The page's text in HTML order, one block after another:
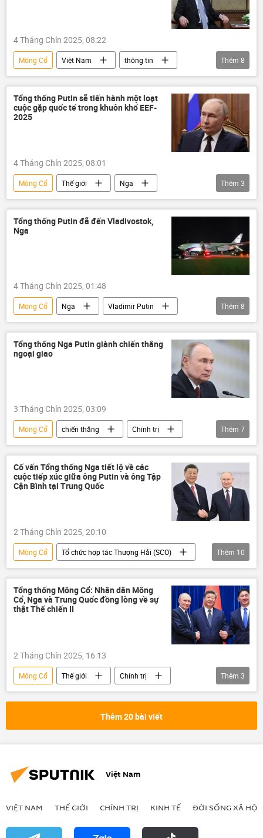
4 Tháng Chín 2025, 08:22
Mông Cổ Việt Nam
thông tin
Chính trị
Bộ Chính Trị VN
ngoại giao
Bộ Ngoại giao Nga
Nga
Hợp tác Nga-Việt
Thêm 8
Tổng thống Putin sẽ tiến hành một loạt
cuộc gặp quốc tế trong khuôn khổ EEF-
2025
4 Tháng Chín 2025, 08:01
Mông Cổ Thế giới
Nga
Vladimir Putin
Vladivostok
Trung Quốc
Thêm 3
Tổng thống Putin đã đến Vladivostok,
Nga
4 Tháng Chín 2025, 01:48
Mông Cổ Nga
Vladimir Putin
Vladivostok
thông tin
Kinh tế
Thế giới
Chính trị
Diễn đàn Kinh tế phương Đông 2025
Thêm 8
Tổng thống Nga Putin giành chiến thắng
ngoại giao
3 Tháng Chín 2025, 03:09
Mông Cổ chiến thắng
Chính trị
Thế giới
Báo chí thế giới
Trung Quốc
Nga
Vladimir Putin
Bloomberg
Gazprom
Thêm 7
Cố vấn Tổng thống Nga tiết lộ về các
cuộc tiếp xúc giữa ông Putin và ông Tập
Cận Bình tại Trung Quốc
2 Tháng Chín 2025, 20:10
Mông Cổ
Tổ chức hợp tác Thượng Hải (SCO)
Chính trị
Thế giới
Trung Quốc
Ukraina
Tập Cận Bình
Nga
Vladimir Putin
Nhật Bản
Yury Ushakov
Thêm 10
Tổng thống Mông Cổ: Nhân dân Mông
Cổ, Nga và Trung Quốc đồng lòng về sự
thật Thế chiến II
2 Tháng Chín 2025, 16:13
Mông Cổ Thế giới
Chính trị
Trung Quốc
Nga Thế chiến II
Thêm 3
Thêm 20 bài viết
Việt Nam
VIỆT NAM THẾ GIỚI CHÍNH TRỊ KINH TẾ ĐỜI SỐNG XÃ HỘI